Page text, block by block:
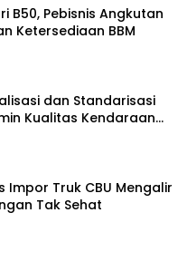
B50, Pebisnis Angkutan
Ketersediaan BBM
dan Standarisasi
Kualitas Kendaraan
Impor Truk CBU Mengalir
Tak Sehat